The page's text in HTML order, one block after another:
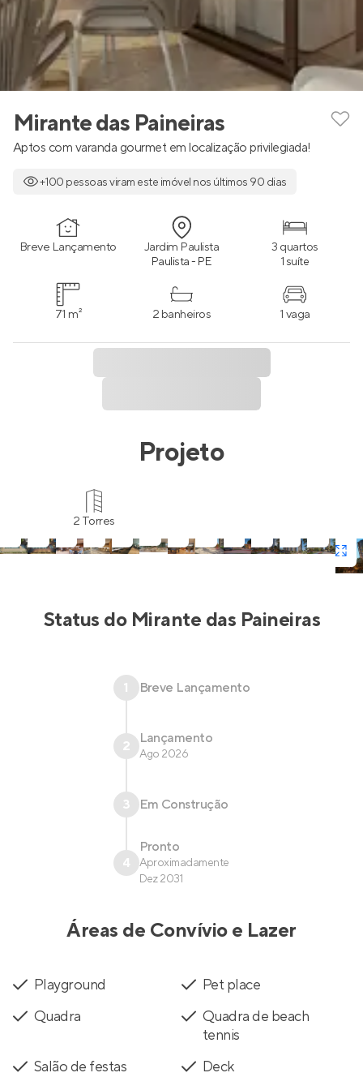
Mirante das Paineiras
Aptos com varanda gourmet em localização privilegiada!
+100 pessoas viram este imóvel nos últimos 90 dias
Breve Lançamento Jardim Paulista
Paulista - PE
3 quartos
1 suíte
71 m² 2 banheiros 1 vaga
Projeto
2 Torres
Status do Mirante das Paineiras
1 Breve Lançamento
2 Lançamento
Ago 2026
3 Em Construção
4
Pronto
Aproximadamente
Dez 2031
Áreas de Convívio e Lazer
Playground
Pet place
Quadra
Quadra de beach
tennis
Salão de festas
Deck